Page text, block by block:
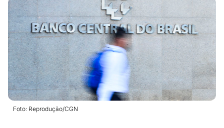
Foto: Reprodução/CGN